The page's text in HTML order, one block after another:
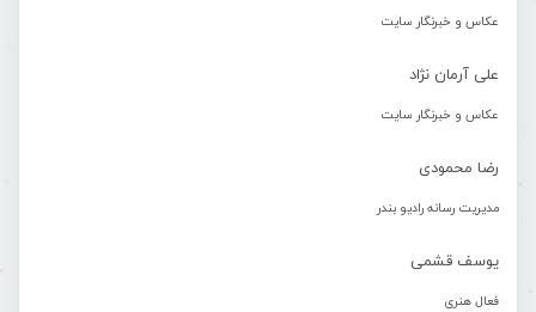
عکاس و خبرنگار سایت
علی آرمان نژاد
عکاس و خبرنگار سایت
رضا محمودی
مدیریت رسانه رادیو بندر
یوسف قشمی
فعال هنری